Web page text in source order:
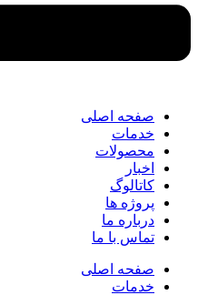
صفحه اصلی
خدمات
محصولات
اخبار
کاتالوگ
پروژه ها
درباره ما
تماس با ما
صفحه اصلی
خدمات